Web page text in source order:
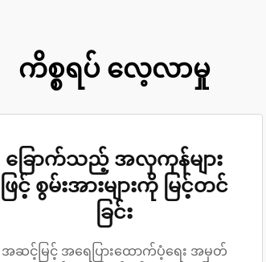
ကိစ္စရပ် လေ့လာမှု
ခြောက်သည့် အလှကုန်များ
ဖြင့် စွမ်းအားများကို မြင့်တင်
ခြင်း
အဆင့်မြင့် အရေပြားထောက်ပံ့ရေး အမှတ်